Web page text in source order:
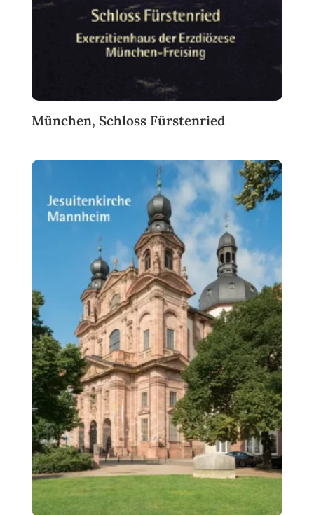
München, Schloss Fürstenried